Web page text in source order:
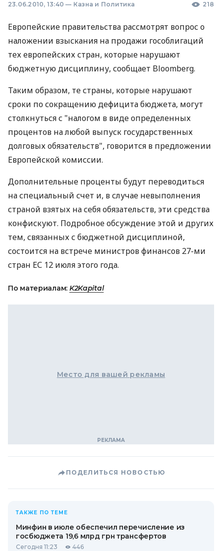
23.06.2010, 13:40 — Казна и Политика 218
Европейские правительства рассмотрят вопрос о
наложении взыскания на продажи гособлигаций
тех европейских стран, которые нарушают
бюджетную дисциплину, сообщает Bloomberg.
Таким образом, те страны, которые нарушают
сроки по сокращению дефицита бюджета, могут
столкнуться с "налогом в виде определенных
процентов на любой выпуск государственных
долговых обязательств", говорится в предложении
Европейской комиссии.
Дополнительные проценты будут переводиться
на специальный счет и, в случае невыполнения
страной взятых на себя обязательств, эти средства
конфискуют. Подробное обсуждение этой и других
тем, связанных с бюджетной дисциплиной,
состоится на встрече министров финансов 27-ми
стран ЕС 12 июля этого года.
По материалам: K2Kapital
Место для вашей рекламы
ПОДЕЛИТЬСЯ НОВОСТЬЮ
ТАКЖЕ ПО ТЕМЕ
Минфин в июле обеспечил перечисление из
госбюджета 19,6 млрд грн трансфертов
Сегодня 11:23 446